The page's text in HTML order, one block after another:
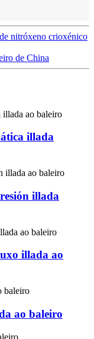
nitróxeno crioxénico
de China
illada
illada
illada ao
ao baleiro